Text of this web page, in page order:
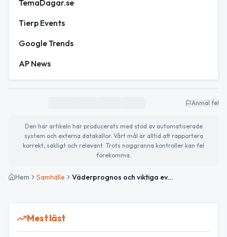
TemaDagar.se
Tierp Events
Google Trends
AP News
Anmäl fel
Den här artikeln har producerats med stöd av automatiserade
system och externa datakällor. Vårt mål är alltid att rapportera
korrekt, sakligt och relevant. Trots noggranna kontroller kan fel
förekomma.
Hem Samhälle Väderprognos och viktiga evenemang i Tierp idag
Mest läst